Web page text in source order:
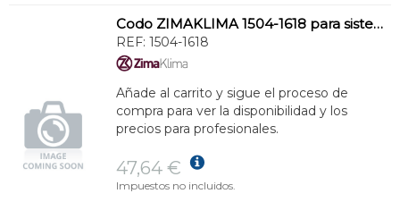
Codo ZIMAKLIMA 1504-1618 para sistemas de evacuación de condensados
REF: 1504-1618
Añade al carrito y sigue el proceso de
compra para ver la disponibilidad y los
precios para profesionales.
47,64 €
Impuestos no incluidos.